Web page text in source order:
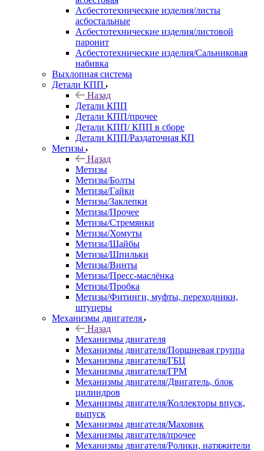
Асбестотехнические изделия/листы
асбостальные
Асбестотехнические изделия/листовой
паронит
Асбестотехнические изделия/Сальниковая
набивка
Выхлопная система
Детали КПП
Назад
Детали КПП
Детали КПП/прочее
Детали КПП/ КПП в сборе
Детали КПП/Раздаточная КП
Метизы
Назад
Метизы
Метизы/Болты
Метизы/Гайки
Метизы/Заклепки
Метизы/Прочее
Метизы/Стремянки
Метизы/Хомуты
Метизы/Шайбы
Метизы/Шпильки
Метизы/Винты
Метизы/Пресс-маслёнка
Метизы/Пробка
Метизы/Фитинги, муфты, переходники,
штуцеры
Механизмы двигателя
Назад
Механизмы двигателя
Механизмы двигателя/Поршневая группа
Механизмы двигателя/ГБЦ
Механизмы двигателя/ГРМ
Механизмы двигателя/Двигатель, блок
цилиндров
Механизмы двигателя/Коллекторы впуск,
выпуск
Механизмы двигателя/Маховик
Механизмы двигателя/прочее
Механизмы двигателя/Ролики, натяжители